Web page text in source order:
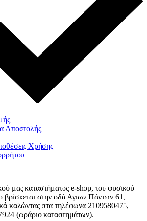
Αποστολής
Χρήσης
μας καταστήματος e-shop, του φυσικού
βρίσκεται στην οδό Αγιων Πάντων 61,
καλώντας στα τηλέφωνα 2109580475,
(ωράριο καταστημάτων).